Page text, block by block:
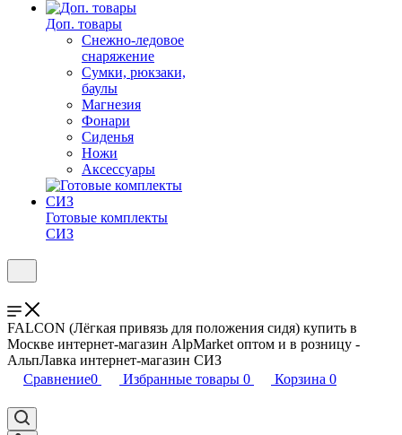
Доп. товары
Снежно-ледовое
снаряжение
Сумки, рюкзаки,
баулы
Магнезия
Фонари
Сиденья
Ножи
Аксессуары
Готовые комплекты
СИЗ
FALCON (Лёгкая привязь для положения сидя) купить в
Москве интернет-магазин AlpMarket оптом и в розницу -
АльпЛавка интернет-магазин СИЗ
Сравнение0 Избранные товары 0 Корзина 0